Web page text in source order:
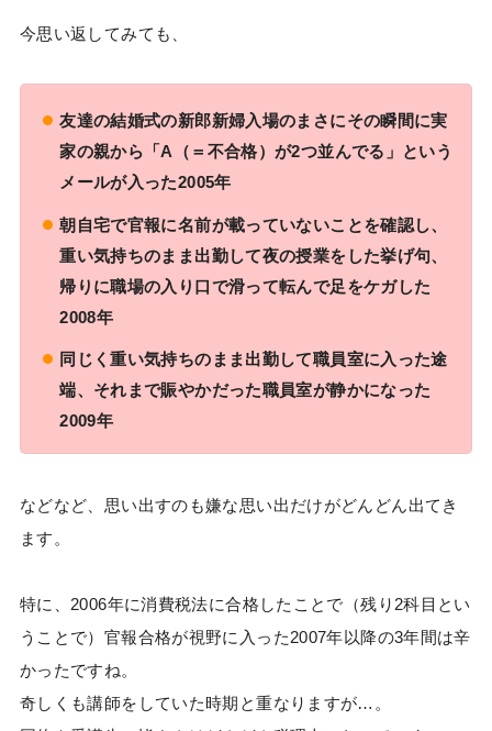
今思い返してみても、
友達の結婚式の新郎新婦入場のまさにその瞬間に実
家の親から「A（＝不合格）が2つ並んでる」という
メールが入った2005年
朝自宅で官報に名前が載っていないことを確認し、
重い気持ちのまま出勤して夜の授業をした挙げ句、
帰りに職場の入り口で滑って転んで足をケガした
2008年
同じく重い気持ちのまま出勤して職員室に入った途
端、それまで賑やかだった職員室が静かになった
2009年
などなど、思い出すのも嫌な思い出だけがどんどん出てき
ます。
特に、2006年に消費税法に合格したことで（残り2科目とい
うことで）官報合格が視野に入った2007年以降の3年間は辛
かったですね。
奇しくも講師をしていた時期と重なりますが…。